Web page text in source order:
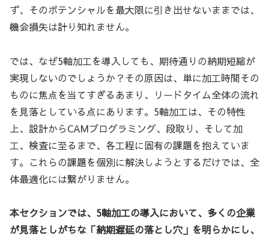
ず、そのポテンシャルを最大限に引き出せないままでは、
機会損失は計り知れません。
では、なぜ5軸加工を導入しても、期待通りの納期短縮が
実現しないのでしょうか？その原因は、単に加工時間その
ものに焦点を当てすぎるあまり、リードタイム全体の流れ
を見落としている点にあります。5軸加工は、その特性
上、設計からCAMプログラミング、段取り、そして加
工、検査に至るまで、各工程に固有の課題を抱えていま
す。これらの課題を個別に解決しようとするだけでは、全
体最適化には繋がりません。
本セクションでは、5軸加工の導入において、多くの企業
が見落としがちな「納期遅延の落とし穴」を明らかにし、